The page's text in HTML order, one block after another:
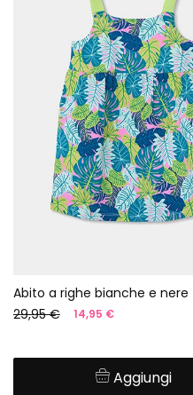
Abito a righe bianche e nere
29,95 €
14,95 €
Aggiungi